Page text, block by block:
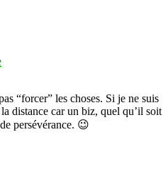
“forcer” les choses. Si je ne suis
distance car un biz, quel qu’il soit
persévérance. 😉